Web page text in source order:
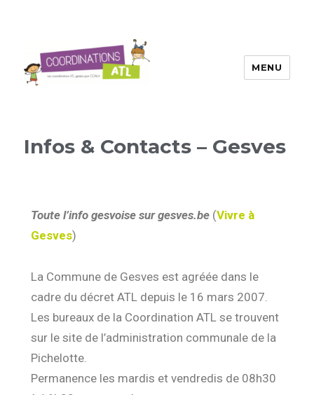
MENU
Infos & Contacts – Gesves
Toute l’info gesvoise sur gesves.be (Vivre à
Gesves)
La Commune de Gesves est agréée dans le
cadre du décret ATL depuis le 16 mars 2007.
Les bureaux de la Coordination ATL se trouvent
sur le site de l’administration communale de la
Pichelotte.
Permanence les mardis et vendredis de 08h30